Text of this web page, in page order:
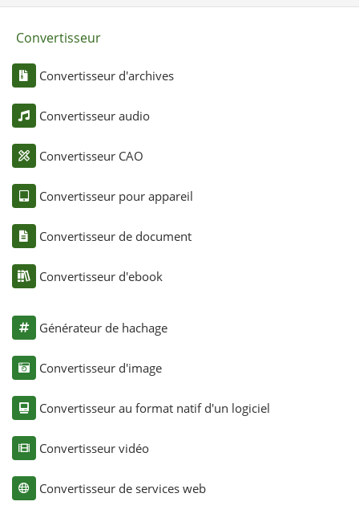
Convertisseur
Convertisseur d'archives
Convertisseur audio
Convertisseur CAO
Convertisseur pour appareil
Convertisseur de document
Convertisseur d'ebook
Générateur de hachage
Convertisseur d'image
Convertisseur au format natif d'un logiciel
Convertisseur vidéo
Convertisseur de services web